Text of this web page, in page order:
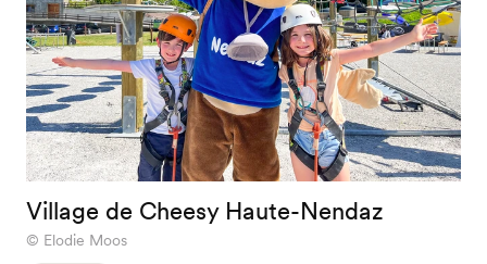
Village de Cheesy Haute-Nendaz
Elodie Moos